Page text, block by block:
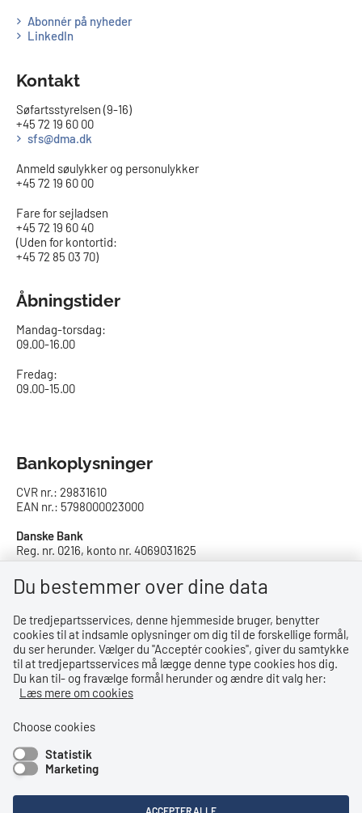
Abonnér på nyheder
LinkedIn
Kontakt
Søfartsstyrelsen (9-16)
+45 72 19 60 00
sfs@dma.dk
Anmeld søulykker og personulykker
+45 72 19 60 00
Fare for sejladsen
+45 72 19 60 40
(Uden for kontortid:
+45 72 85 03 70)
Åbningstider
Mandag-torsdag:
09.00-16.00​
Fredag:
09.00-15.00
Bankoplysninger
CVR nr.: 29831610
EAN nr.: 5798000023000
Danske Bank
Reg. nr. 0216, konto nr. 4069031625
IBAN: DK8402164069031625
SWIFT: DABADKKK
Privatlivspolitik
Privatlivspolitik
Tilgængelighedserklæring
Bemærk!
Dette indhold kræver cookies for at blive vist korrekt.
Du bestemmer over dine data
De tredjepartsservices, denne hjemmeside bruger, benytter
cookies til at indsamle oplysninger om dig til de forskellige formål,
du ser herunder. Vælger du ''Acceptér cookies'', giver du samtykke
til at tredjepartsservices må lægge denne type cookies hos dig.
Du kan til- og fravælge formål herunder og ændre dit valg her:
Læs mere om cookies
Choose cookies
Statistik
Marketing
ACCEPTER ALLE